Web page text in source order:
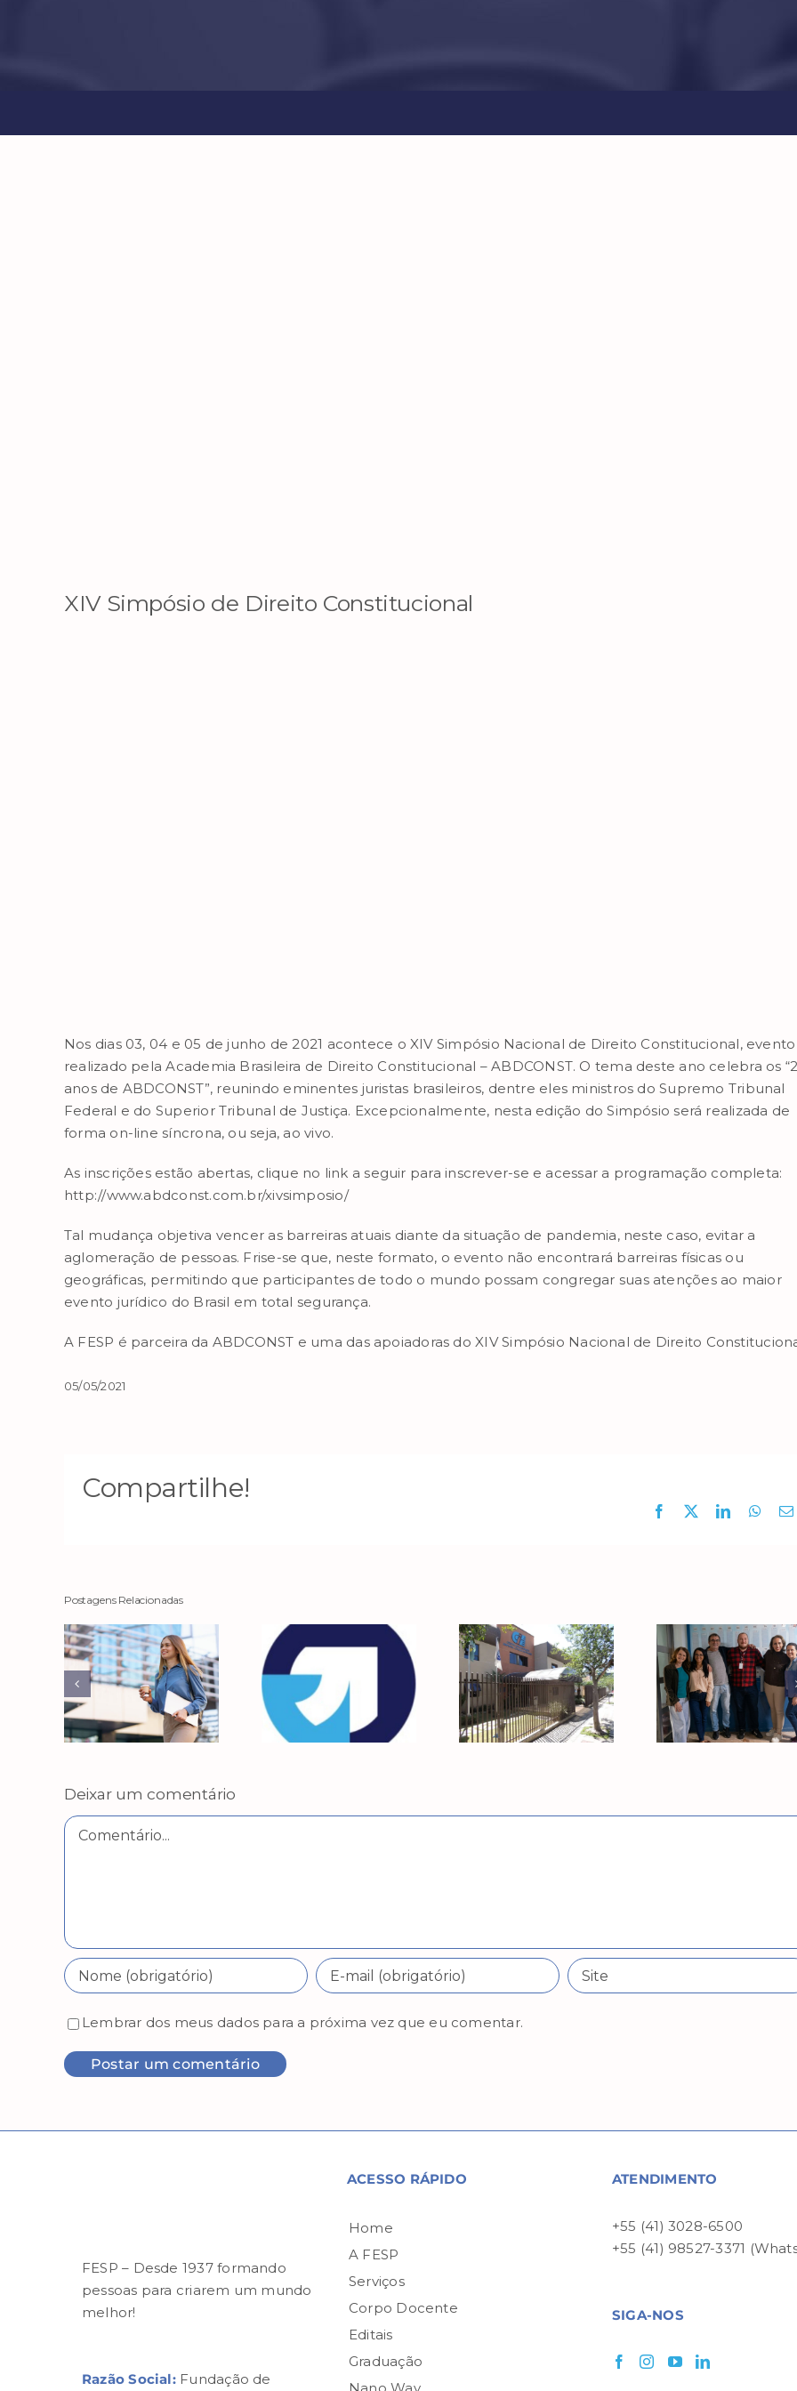
XIV Simpósio de Direito Constitucional
Nos dias 03, 04 e 05 de junho de 2021 acontece o XIV Simpósio Nacional de Direito Constitucional, evento
realizado pela Academia Brasileira de Direito Constitucional – ABDCONST. O tema deste ano celebra os
anos de ABDCONST”, reunindo eminentes juristas brasileiros, dentre eles ministros do Supremo Tribunal
Federal e do Superior Tribunal de Justiça. Excepcionalmente, nesta edição do Simpósio será realizada de
forma on-line síncrona, ou seja, ao vivo.
As inscrições estão abertas, clique no link a seguir para inscrever-se e acessar a programação completa:
http://www.abdconst.com.br/xivsimposio/
Tal mudança objetiva vencer as barreiras atuais diante da situação de pandemia, neste caso, evitar a
aglomeração de pessoas. Frise-se que, neste formato, o evento não encontrará barreiras físicas ou
geográficas, permitindo que participantes de todo o mundo possam congregar suas atenções ao maior
evento jurídico do Brasil em total segurança.
A FESP é parceira da ABDCONST e uma das apoiadoras do XIV Simpósio Nacional de Direito
05/05/2021
Compartilhe!
Facebook LinkedIn
Postagens Relacionadas
Deixar um comentário
Comentário
Lembrar dos meus dados para a próxima vez que eu comentar.
FESP – Desde 1937 formando
pessoas para criarem um mundo
melhor!
Razão Social:Fundação de
ACESSO RÁPIDO
Home
A FESP
Serviços
Corpo Docente
Editais
Graduação
Nano Way
ATENDIMENTO
+55 (41) 3028-6500
+55 (41) 98527-3371
SIGA-NOS